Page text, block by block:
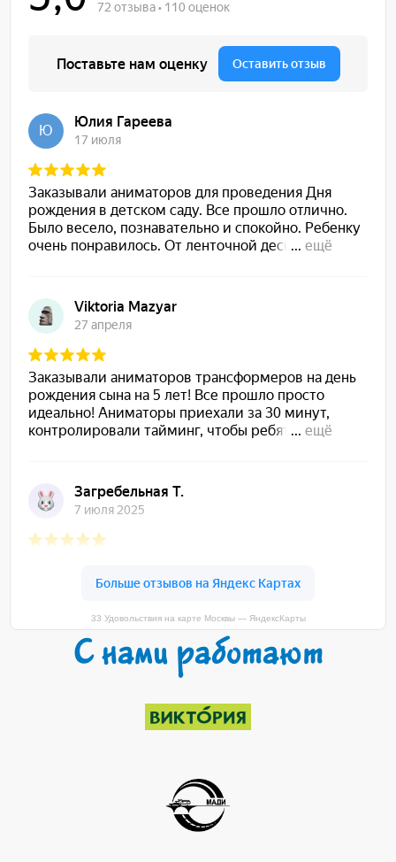
33 Удовольствия на карте Москвы — ЯндексКарты
С нами работают